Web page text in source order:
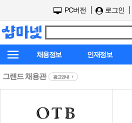
PC버전 로그인
채용정보 인재정보
그랜드 채용관 광고안내